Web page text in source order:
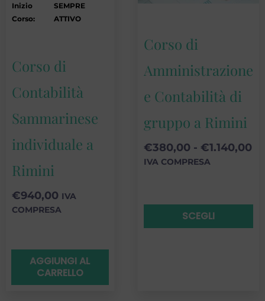
Inizio
Corso:
SEMPRE
ATTIVO
Corso di
Contabilità
Sammarinese
individuale a
Rimini
€940,00 IVA
COMPRESA
AGGIUNGI AL
CARRELLO
Corso di
Amministrazione
e Contabilità di
gruppo a Rimini
€380,00 - €1.140,00
IVA COMPRESA
SCEGLI